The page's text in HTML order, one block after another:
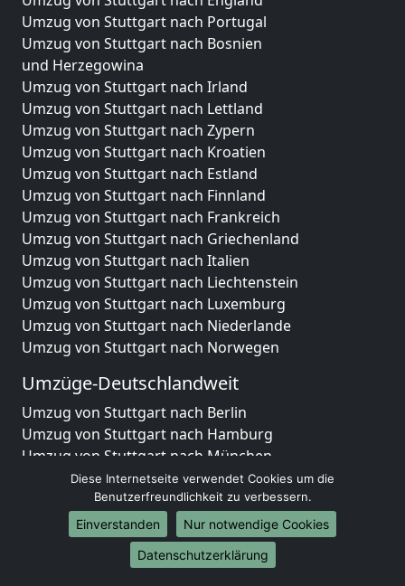
Umzug von Stuttgart nach Portugal
Umzug von Stuttgart nach Bosnien
und Herzegowina
Umzug von Stuttgart nach Irland
Umzug von Stuttgart nach Lettland
Umzug von Stuttgart nach Zypern
Umzug von Stuttgart nach Kroatien
Umzug von Stuttgart nach Estland
Umzug von Stuttgart nach Finnland
Umzug von Stuttgart nach Frankreich
Umzug von Stuttgart nach Griechenland
Umzug von Stuttgart nach Italien
Umzug von Stuttgart nach Liechtenstein
Umzug von Stuttgart nach Luxemburg
Umzug von Stuttgart nach Niederlande
Umzug von Stuttgart nach Norwegen
Umzüge-Deutschlandweit
Umzug von Stuttgart nach Berlin
Umzug von Stuttgart nach Hamburg
Umzug von Stuttgart nach München
Umzug von Stuttgart nach Köln
Umzug von Stuttgart nach Frankfurt am Main
Umzug von Stuttgart nach Stuttgart
Umzug von Stuttgart nach Düsseldorf
Umzug von Stuttgart nach Leipzig
Diese Internetseite verwendet Cookies um die
Benutzerfreundlichkeit zu verbessern.
Einverstanden
Nur notwendige Cookies
Datenschutzerklärung